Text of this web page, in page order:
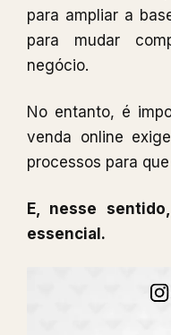
para ampliar a
para mudar
negócio.
No entanto, é
venda online
processos para
E, nesse
essencial.